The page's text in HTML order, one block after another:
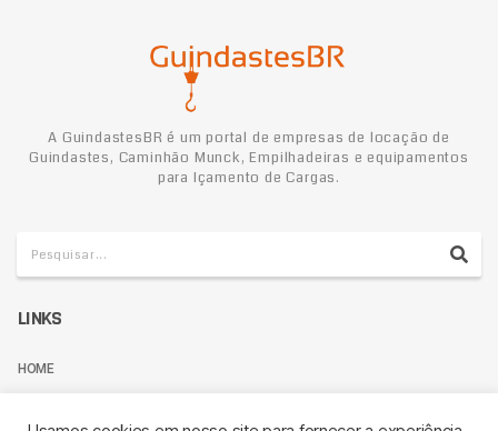
A GuindastesBR é um portal de empresas de locação de
Guindastes, Caminhão Munck, Empilhadeiras e equipamentos
para Içamento de Cargas.
LINKS
HOME